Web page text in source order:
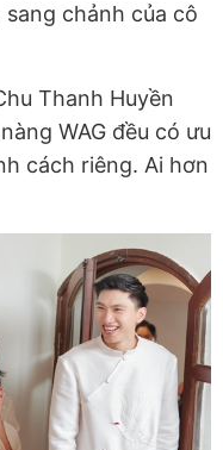
chảnh của cô
Thanh Huyền
WAG đều có ưu
cách riêng. Ai hơn